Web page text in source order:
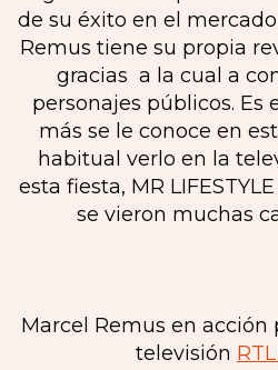
de su éxito en el
Remus tiene su propia
gracias a la cual a
personajes públicos. Es
más se le conoce en
habitual verlo en la
esta fiesta, MR
se vieron muchas
Marcel Remus en acción
televisión